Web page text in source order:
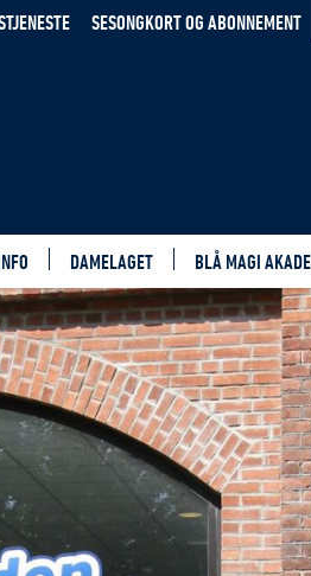
SESONGKORT OG ABONNEMENT
DAMELAGET BLÅ MAGI